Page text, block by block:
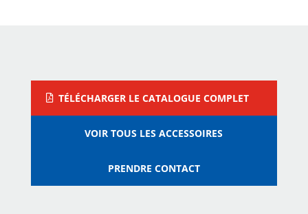
TÉLÉCHARGER LE CATALOGUE COMPLET
VOIR TOUS LES ACCESSOIRES
PRENDRE CONTACT